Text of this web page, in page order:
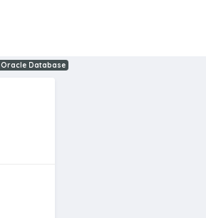
ORDS
Oracle Database
Oracle